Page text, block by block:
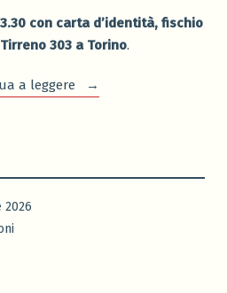
con carta d’identità, fischio
303 a Torino.
a leggere
“Convocazione
2026